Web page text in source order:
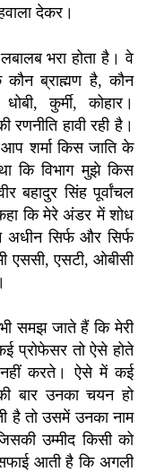
देकर।
भरा होता है। वे
ब्राह्मण है, कौन
कुर्मी, कोहार‌।
रणनीति हावी रही है।
शर्मा किस जाति के
कि विभाग मुझे किस
बहादुर सिंह पूर्वांचल
कि मेरे अंडर में शोध
सिर्फ और सिर्फ
एससी, एसटी, ओबीसी
भी समझ जाते हैं कि मेरी
प्रोफेसर तो ऐसे होते
करते। ऐसे में कई
बार उनका चयन हो
है तो उसमें उनका नाम
उम्मीद किसी को
आती है कि अगली